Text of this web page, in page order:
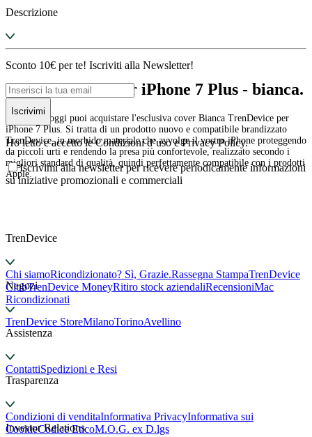
Descrizione
Descrizione Cover iPhone 7 Plus - bianca.
Novità: da oggi puoi acquistare l'esclusiva cover Bianca TrenDevice per
iPhone 7 Plus. Si tratta di un prodotto nuovo e compatibile brandizzato
TrenDevice, in morbido materiale che avvolge il vostro iPhone proteggendo
da piccoli urti e rendendo la presa più confortevole, realizzato secondo i
migliori standard di qualità, quindi perfettamente compatibile con i prodotti
Apple.
Sconto 10€ per te! Iscriviti alla Newsletter!
Iscrivimi
Ho letto e accetto le Condizioni d’uso e Privacy Policy.
Iscrivimi alla newsletter per ricevere periodicamente informazioni
su iniziative promozionali e commerciali
TrenDevice
Chi siamoRicondizionato? Sì, Grazie.Rassegna StampaTrenDevice
ClubTrenDevice MoneyRitiro stock aziendaliRecensioniMac
Ricondizionati
Negozi
TrenDevice StoreMilanoTorinoAvellino
Assistenza
ContattiSpedizioni e Resi
Trasparenza
Condizioni di venditaInformativa PrivacyInformativa sui
CookieCodice EticoM.O.G. ex D.lgs
Investor Relations